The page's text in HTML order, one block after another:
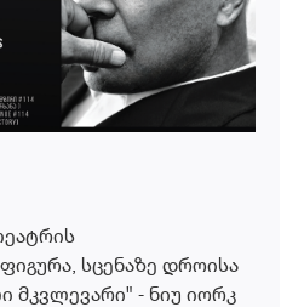
სცენაზე დროისა
მკვლევარი" - ნიუ იორკ